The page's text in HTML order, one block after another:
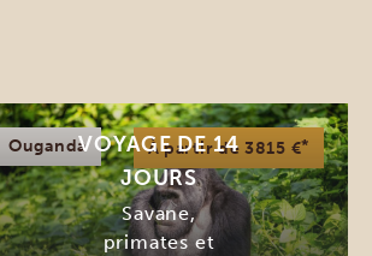
Ouganda À partir de 3815 €*
VOYAGE DE 14
JOURS
Savane,
primates et